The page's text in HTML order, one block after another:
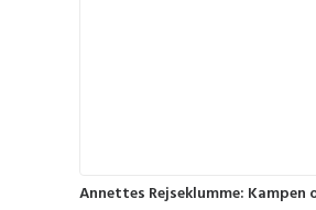
Annettes Rejseklumme: Kampen